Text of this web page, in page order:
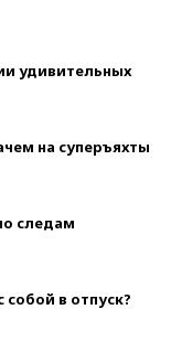
удивительных
на суперъяхты
следам
в отпуск?